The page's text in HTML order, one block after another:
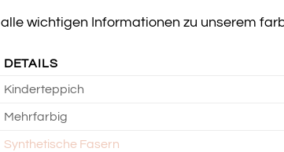
alle wichtigen Informationen zu unserem
DETAILS
Kinderteppich
Mehrfarbig
Synthetische Fasern